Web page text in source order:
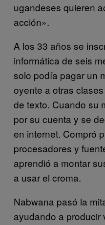
ugandeses quieren
acción».
A los 33 años se
informática de seis
solo podía pagar un
oyente a otras
de texto. Cuando su
por su cuenta y se
en internet. Compró
procesadores y
aprendió a montar
a usar el croma.
Nabwana pasó la
ayudando a producir